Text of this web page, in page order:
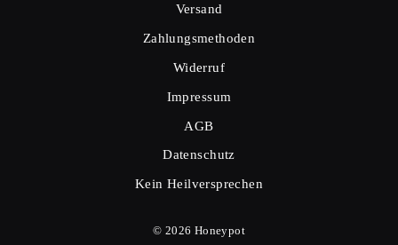
Versand
Zahlungsmethoden
Widerruf
Impressum
AGB
Datenschutz
Kein Heilversprechen
© 2026 Honeypot